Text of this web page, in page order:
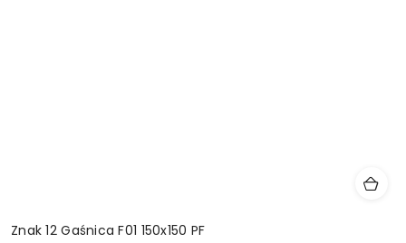
Znak 12 Gaśnica F01 150x150 PF